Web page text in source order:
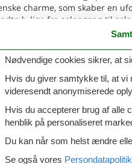
charme, som skaber en
lige fra solopgang til
for at nyde hyggelige
opleve den lokale flora og
idylliske floder. Dette er en
kan I samles i jeres
italienske mad, mens I
måde at nyde jeres ferie i
Nødvendige cookies sikrer, at
Hvis du giver samtykke til, at vi
videresendt anonymiserede
Hvis du accepterer brug af alle
henblik på personaliseret
Du kan når som helst ændre
Se også vores Persondatapolitik